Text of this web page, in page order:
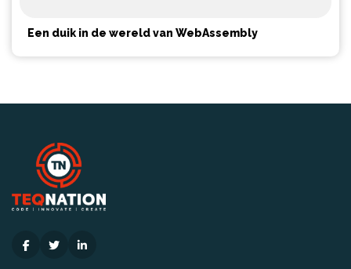
Een duik in de wereld van WebAssembly